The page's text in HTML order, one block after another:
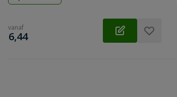
vanaf
€
6,44